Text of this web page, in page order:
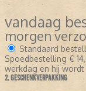
vandaag
morgen
Standaard
Spoedbestelling €
werkdag en hij
2. GESCHENKVERPAKKING